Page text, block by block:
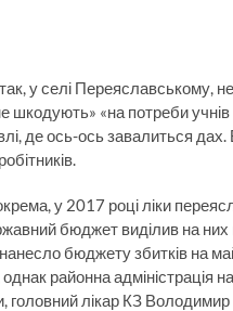
у селі Переяславському,
шкодують» «на потреби
де ось-ось завалиться
у 2017 році ліки
бюджет виділив на
бюджету збитків на
районна адміністрація
лікар КЗ